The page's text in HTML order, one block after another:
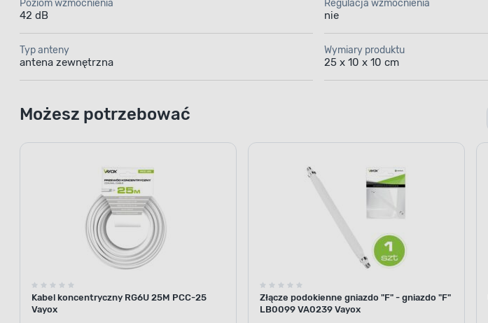
Poziom wzmocnienia
42 dB
Regulacja wzmocnienia
nie
Typ anteny
antena zewnętrzna
Wymiary produktu
25 x 10 x 10 cm
Możesz potrzebować
Kabel koncentryczny RG6U 25M PCC-25
Vayox
Złącze podokienne gniazdo "F" - gniazdo "F"
LB0099 VA0239 Vayox